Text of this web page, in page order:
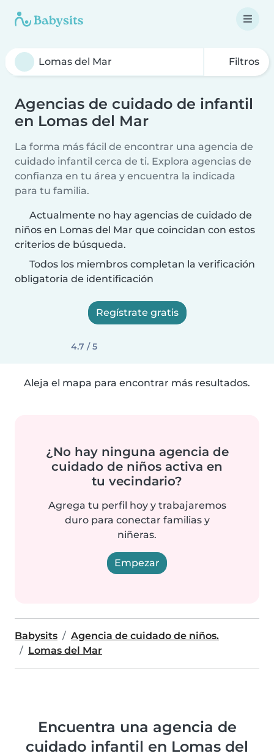
Filtros
Agencias de cuidado de infantil
en Lomas del Mar
La forma más fácil de encontrar una agencia de
cuidado infantil cerca de ti. Explora agencias de
confianza en tu área y encuentra la indicada
para tu familia.
Actualmente no hay agencias de cuidado de
niños en Lomas del Mar que coincidan con estos
criterios de búsqueda.
Todos los miembros completan la verificación
obligatoria de identificación
Regístrate gratis
4.7 / 5
Aleja el mapa para encontrar más resultados.
¿No hay ninguna agencia de
cuidado de niños activa en
tu vecindario?
Agrega tu perfil hoy y trabajaremos
duro para conectar familias y
niñeras.
Empezar
Babysits
Agencia de cuidado de niños.
Lomas del Mar
Encuentra una agencia de
cuidado infantil en Lomas del